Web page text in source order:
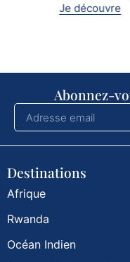
Je découvre
Abonnez-
Destinations
Afrique
Rwanda
Océan Indien